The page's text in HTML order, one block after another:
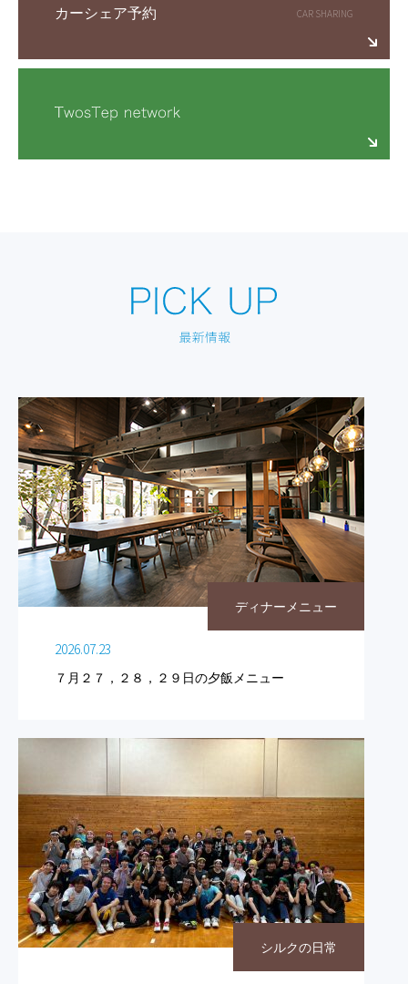
カーシェア予約
ディナーメニュー
2026.07.23
７月２７，２８，２９日の夕飯メニュー
シルクの日常